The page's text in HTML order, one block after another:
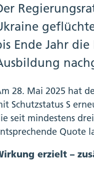
Ende Jahr
28. Mai 2025 hat
Schutzstatus S
seit mindestens
Quote
erzielt –